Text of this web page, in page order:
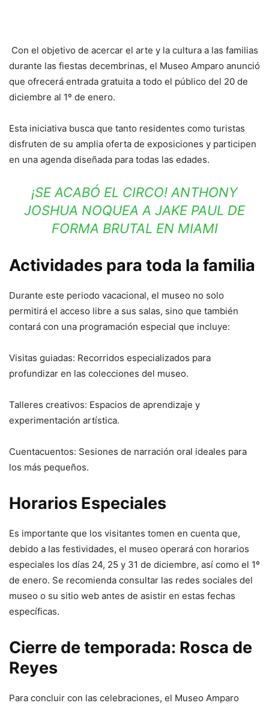
Con el objetivo de acercar el arte y la cultura a las familias
durante las fiestas decembrinas, el Museo Amparo anunció
que ofrecerá entrada gratuita a todo el público del 20 de
diciembre al 1º de enero.
Esta iniciativa busca que tanto residentes como turistas
disfruten de su amplia oferta de exposiciones y participen
en una agenda diseñada para todas las edades.
¡SE ACABÓ EL CIRCO! ANTHONY
JOSHUA NOQUEA A JAKE PAUL DE
FORMA BRUTAL EN MIAMI
Actividades para toda la familia
Durante este periodo vacacional, el museo no solo
permitirá el acceso libre a sus salas, sino que también
contará con una programación especial que incluye:
Visitas guiadas: Recorridos especializados para
profundizar en las colecciones del museo.
Talleres creativos: Espacios de aprendizaje y
experimentación artística.
Cuentacuentos: Sesiones de narración oral ideales para
los más pequeños.
Horarios Especiales
Es importante que los visitantes tomen en cuenta que,
debido a las festividades, el museo operará con horarios
especiales los días 24, 25 y 31 de diciembre, así como el 1º
de enero. Se recomienda consultar las redes sociales del
museo o su sitio web antes de asistir en estas fechas
específicas.
Cierre de temporada: Rosca de
Reyes
Para concluir con las celebraciones, el Museo Amparo